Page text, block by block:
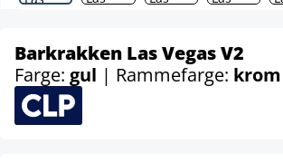
Barkrakken Las Vegas V2
Farge: gul | Rammefarge: krom